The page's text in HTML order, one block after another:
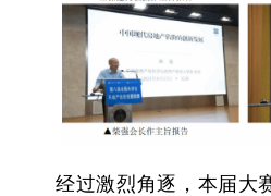
经过激烈角逐，本届大